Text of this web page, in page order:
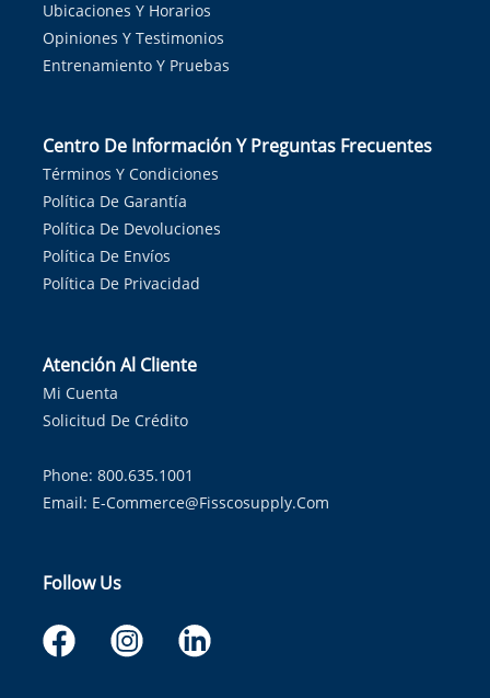
Ubicaciones Y Horarios
Opiniones Y Testimonios
Entrenamiento Y Pruebas
Centro De Información Y Preguntas Frecuentes
Términos Y Condiciones
Política De Garantía
Política De Devoluciones
Política De Envíos
Política De Privacidad
Atención Al Cliente
Mi Cuenta
Solicitud De Crédito
Phone: 800.635.1001
Email: E-Commerce@fisscosupply.com
Follow Us